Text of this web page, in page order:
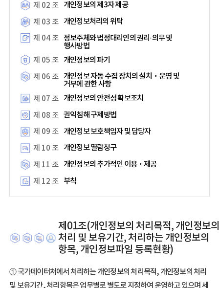
제 02 조
개인정보의 제3자 제공
제 03 조
개인정보처리의 위탁
제 04 조 정보주체와 법정대리인의 권리·의무 및
행사방법
제 05 조
개인정보의 파기
제 06 조
개인정보 자동 수집 장치의 설치‧운영 및
거부에 관한 사항
제 07 조
개인정보의 안전성 확보조치
제 08 조 권익침해 구제방법
제 09 조
개인정보 보호책임자 및 담당자
제 10 조
개인정보 열람청구
제 11 조
개인정보의 추가적인 이용‧제공
제 12 조
부칙
제01조(개인정보의 처리목적, 개인정보
처리 및 보유기간, 처리하는 개인정보의
항목, 개인정보파일 등록현황)
① 국가데이터처에서 처리하는 개인정보의 처리목적, 개인정보의 처리
및 보유기간, 처리항목은 업무별로 별도로 지정하여 운영하고 있으며 세